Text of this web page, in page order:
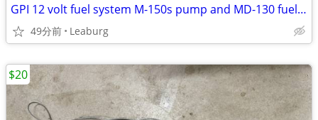
GPI 12 volt fuel system M-150s pump and MD-130 fuel meter
49分前 Leaburg
$20